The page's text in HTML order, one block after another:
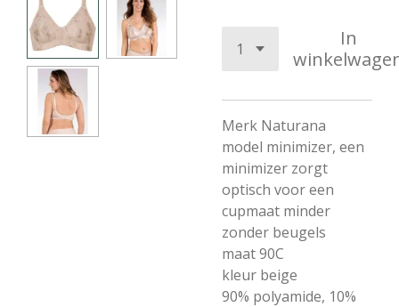
In
Merk Naturana
model minimizer, een
minimizer zorgt
optisch voor een
cupmaat minder
zonder beugels
maat 90C
kleur beige
90% polyamide, 10%